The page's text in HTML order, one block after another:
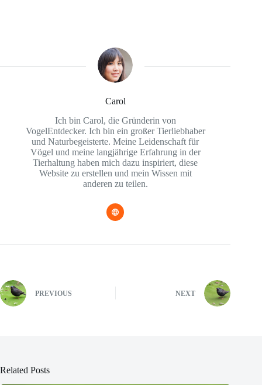
Carol
Ich bin Carol, die Gründerin von
VogelEntdecker. Ich bin ein großer Tierliebhaber
und Naturbegeisterte. Meine Leidenschaft für
Vögel und meine langjährige Erfahrung in der
Tierhaltung haben mich dazu inspiriert, diese
Website zu erstellen und mein Wissen mit
anderen zu teilen.
PREVIOUS NEXT
Related Posts